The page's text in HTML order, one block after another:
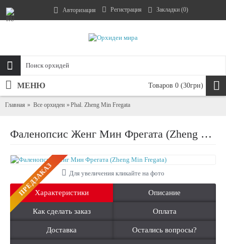
Авторизация Регистрация Закладки (0)
Товаров 0 (30грн)
МЕНЮ
Главная Все орхидеи Phal. Zheng Min Fregata
Фаленопсис Женг Мин Фрегата (Zheng Min Fregata)
ПРЕДЗАКАЗ Для увеличения кликайте на фото
Характеристики Описание
Как сделать заказ Оплата
Доставка Остались вопросы?